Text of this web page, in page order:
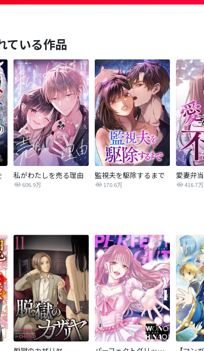
ている作品
私がわたしを売る理由
606.9万
監視夫を駆除するまで
170.6万 416.7万